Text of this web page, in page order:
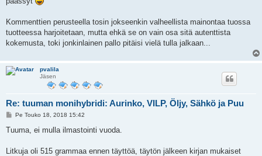
Kommenttien perusteella tosin jokseenkin valheellista mainontaa tuossa
tuotteessa harjoitetaan, mutta ehkä se on vain osa sitä autenttista
kokemusta, toki jonkinlainen pallo pitäisi vielä tulla jalkaan...
pvalila
Jäsen
Re: tuuman monihybridi: Aurinko, VILP, Öljy, Sähkö ja Puu
V
e
i
Pe Touko 18, 2018 15:42
Tuuma, ei mulla ilmastointi vuoda.
Litkuja oli 515 grammaa ennen täyttöä, täytön jälkeen kirjan mukaiset